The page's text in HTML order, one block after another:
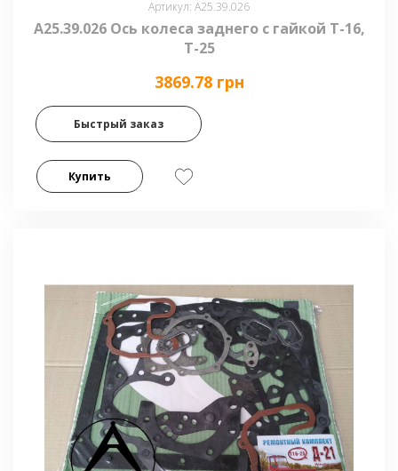
Артикул: А25.39.026
А25.39.026 Ось колеса заднего с гайкой Т-16,
Т-25
3869.78 грн
Быстрый заказ
Купить